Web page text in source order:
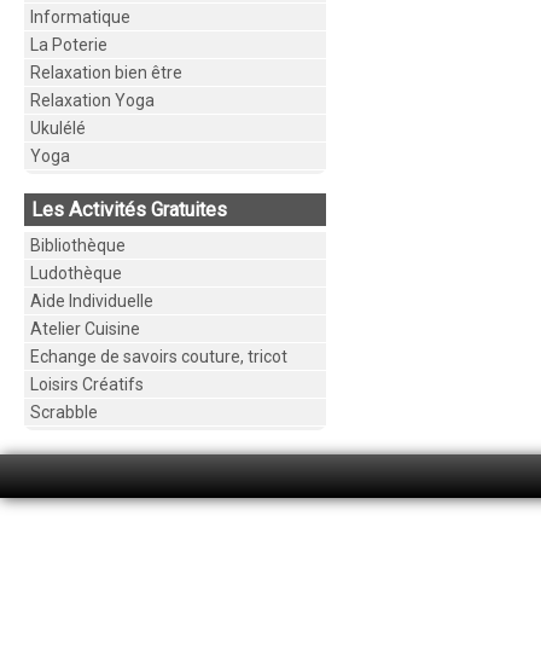
Informatique
La Poterie
Relaxation bien être
Relaxation Yoga
Ukulélé
Yoga
Les Activités Gratuites
Bibliothèque
Ludothèque
Aide Individuelle
Atelier Cuisine
Echange de savoirs couture, tricot
Loisirs Créatifs
Scrabble